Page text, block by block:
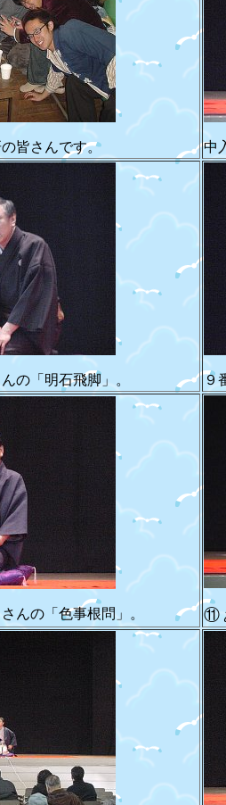
皆さんです。 中
の「明石飛脚」。 ９
んの「色事根問」。 ⑪